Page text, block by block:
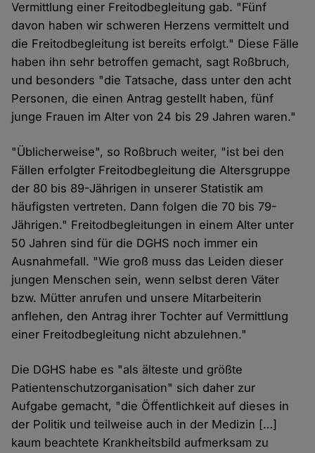
Vermittlung einer Freitodbegleitung gab. "Fünf
davon haben wir schweren Herzens vermittelt und
die Freitodbegleitung ist bereits erfolgt." Diese Fälle
haben ihn sehr betroffen gemacht, sagt Roßbruch,
und besonders "die Tatsache, dass unter den acht
Personen, die einen Antrag gestellt haben, fünf
junge Frauen im Alter von 24 bis 29 Jahren waren."
"Üblicherweise", so Roßbruch weiter, "ist bei den
Fällen erfolgter Freitodbegleitung die Altersgruppe
der 80 bis 89-Jährigen in unserer Statistik am
häufigsten vertreten. Dann folgen die 70 bis 79-
Jährigen." Freitodbegleitungen in einem Alter unter
50 Jahren sind für die DGHS noch immer ein
Ausnahmefall. "Wie groß muss das Leiden dieser
jungen Menschen sein, wenn selbst deren Väter
bzw. Mütter anrufen und unsere Mitarbeiterin
anflehen, den Antrag ihrer Tochter auf Vermittlung
einer Freitodbegleitung nicht abzulehnen."
Die DGHS habe es "als älteste und größte
Patientenschutzorganisation" sich daher zur
Aufgabe gemacht, "die Öffentlichkeit auf dieses in
der Politik und teilweise auch in der Medizin […]
kaum beachtete Krankheitsbild aufmerksam zu